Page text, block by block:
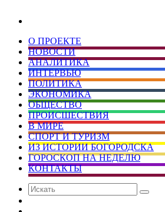
О ПРОЕКТЕ
НОВОСТИ
АНАЛИТИКА
ИНТЕРВЬЮ
ПОЛИТИКА
ЭКОНОМИКА
ОБЩЕСТВО
ПРОИСШЕСТВИЯ
В МИРЕ
СПОРТ И ТУРИЗМ
ИЗ ИСТОРИИ БОГОРОДСКА
ГОРОСКОП НА НЕДЕЛЮ
КОНТАКТЫ
Искать